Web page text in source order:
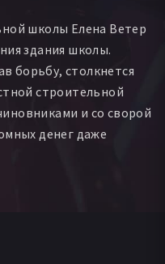
школы Елена Ветер
здания школы.
борьбу, столкнется
строительной
и со сворой
денег даже
подставлять